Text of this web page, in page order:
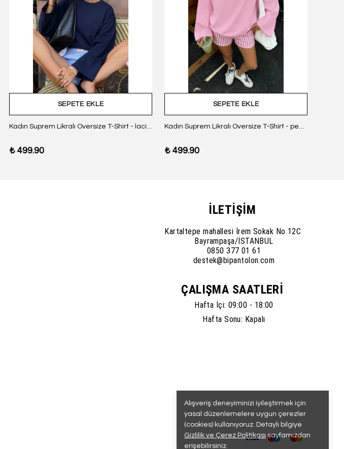
Alışveriş deneyiminizi iyileştirmek için
yasal düzenlemelere uygun çerezler
(cookies) kullanıyoruz. Detaylı bilgiye
Gizlilik ve Çerez Politikası sayfamızdan
erişebilirsiniz.
SEPETE EKLE
Kadın Suprem Likralı Oversize T-Shirt - lacivert
₺ 499.90
SEPETE EKLE
Kadın Suprem Likralı Oversize T-Shirt - pembe
₺ 499.90
İLETİŞİM
Kartaltepe mahallesi İrem Sokak No 12C
Bayrampaşa/İSTANBUL
0850 377 01 61
destek@bipantolon.com
ÇALIŞMA SAATLERİ
Hafta İçi: 09:00 - 18:00
Hafta Sonu: Kapalı